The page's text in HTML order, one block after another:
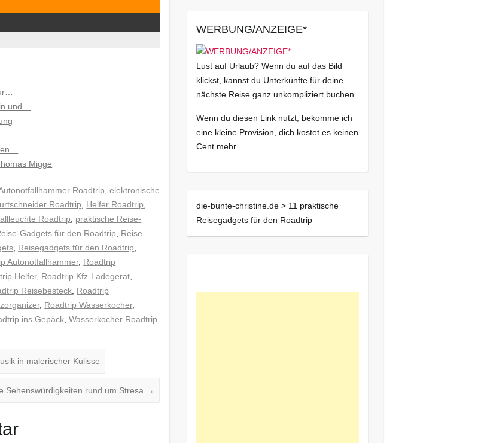
und…
Migge
Roadtrip,elektronische
Roadtrip, Helfer Roadtrip,
Roadtrip, praktische Reise-
Gadgets für den Roadtrip, Reise-
, Reisegadgets für den Roadtrip,
Autonotfallhammer, Roadtrip
Helfer, Roadtrip Kfz-Ladegerät,
Reisebesteck, Roadtrip
, Roadtrip Wasserkocher,
ins Gepäck,Wasserkocher Roadtrip
in malerischer Kulisse
Sehenswürdigkeiten rund um Stresa →
WERBUNG/ANZEIGE*
Lust auf Urlaub? Wenn du auf das Bild
klickst, kannst du Unterkünfte für deine
nächste Reise ganz unkompliziert buchen.
Wenn du diesen Link nutzt, bekomme ich
eine kleine Provision, dich kostet es keinen
Cent mehr.
die-bunte-christine.de > 11 praktische
Reisegadgets für den Roadtrip